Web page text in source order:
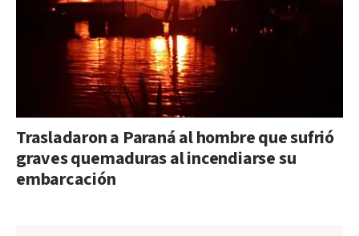
Trasladaron a Paraná al hombre que sufrió
graves quemaduras al incendiarse su
embarcación